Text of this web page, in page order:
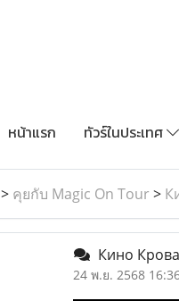
หน้าแรก ทัวร์ในประเทศ
> คุยกับ Magic On Tour >
Кино
24 พ.ย. 2568